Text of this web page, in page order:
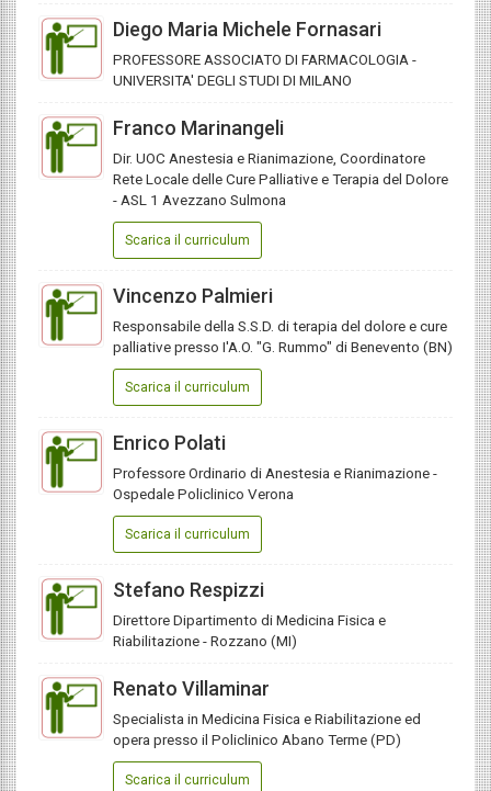
Diego Maria Michele Fornasari
PROFESSORE ASSOCIATO DI FARMACOLOGIA -
UNIVERSITA' DEGLI STUDI DI MILANO
Franco Marinangeli
Dir. UOC Anestesia e Rianimazione, Coordinatore
Rete Locale delle Cure Palliative e Terapia del Dolore
- ASL 1 Avezzano Sulmona
Scarica il curriculum
Vincenzo Palmieri
Responsabile della S.S.D. di terapia del dolore e cure
palliative presso I'A.O. "G. Rummo" di Benevento (BN)
Scarica il curriculum
Enrico Polati
Professore Ordinario di Anestesia e Rianimazione -
Ospedale Policlinico Verona
Scarica il curriculum
Stefano Respizzi
Direttore Dipartimento di Medicina Fisica e
Riabilitazione - Rozzano (MI)
Renato Villaminar
Specialista in Medicina Fisica e Riabilitazione ed
opera presso il Policlinico Abano Terme (PD)
Scarica il curriculum